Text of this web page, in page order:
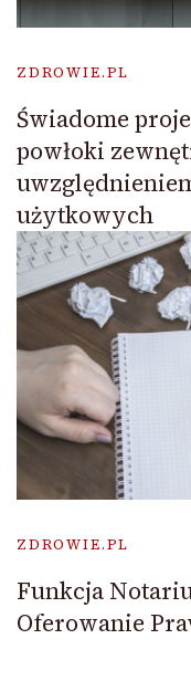
ZDROWIE.PL
Świadome
powłoki
użytkowych
ZDROWIE.PL
Funkcja
Oferowanie